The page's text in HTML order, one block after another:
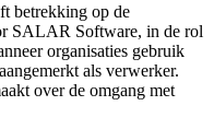
betrekking op de
SALAR Software, in de rol
organisaties gebruik
als verwerker.
over de omgang met